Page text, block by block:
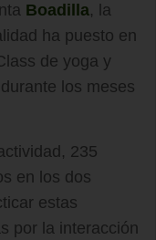
Boadilla, la
ha puesto en
de yoga y
los meses
235
en los dos
estas
por la interacción